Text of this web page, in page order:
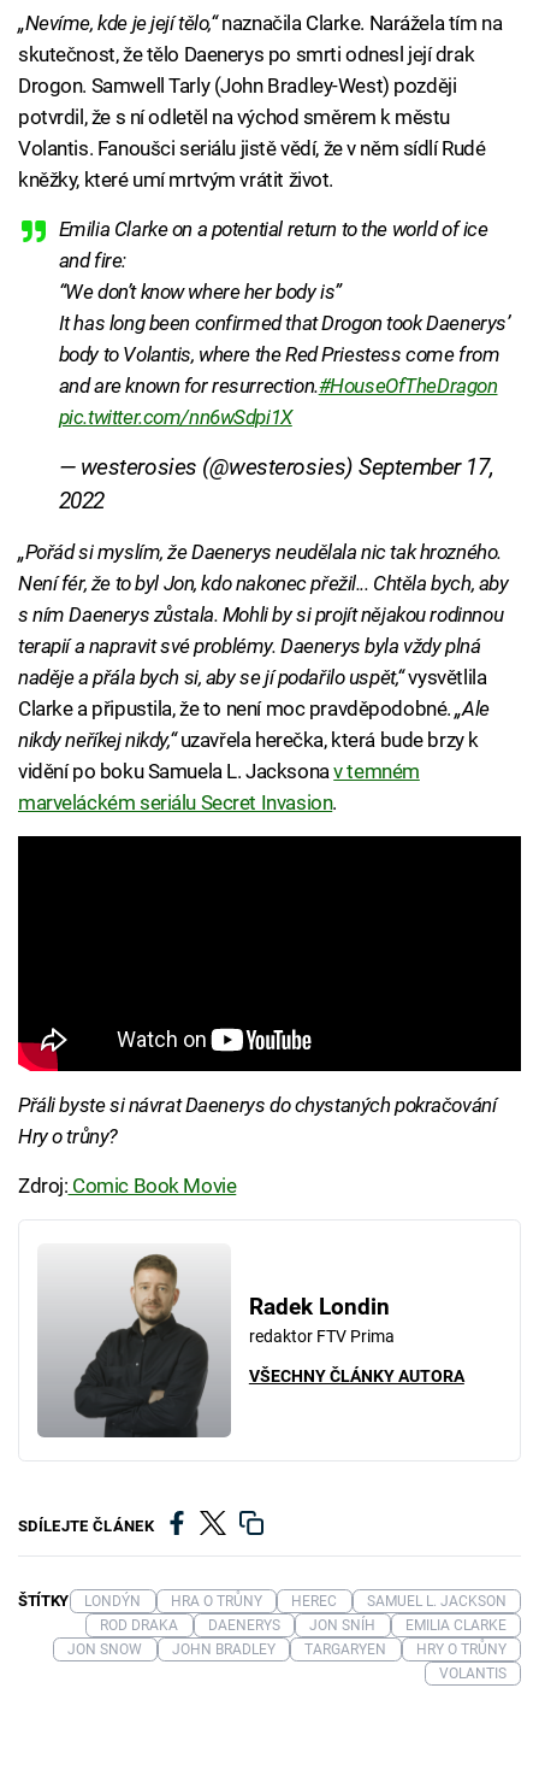
„Nevíme, kde je její tělo,“naznačila Clarke. Narážela tím na
skutečnost, že tělo Daenerys po smrti odnesl její drak
Drogon. Samwell Tarly (John Bradley-West) později
potvrdil, že s ní odletěl na východ směrem k městu
Volantis. Fanoušci seriálu jistě vědí, že v něm sídlí Rudé
kněžky, které umí mrtvým vrátit život.
Emilia Clarke on a potential return to the world of ice
and fire:
“We don’t know where her body is”
It has long been confirmed that Drogon took Daenerys’
body to Volantis, where the Red Priestess come from
and are known for resurrection.#HouseOfTheDragon
pic.twitter.com/nn6wSdpi1X
— westerosies (@westerosies)September 17,
2022
„Pořád si myslím, že Daenerys neudělala nic tak hrozného.
Není fér, že to byl Jon, kdo nakonec přežil... Chtěla bych, aby
s ním Daenerys zůstala. Mohli by si projít nějakou rodinnou
terapií a napravit své problémy. Daenerys byla vždy plná
naděje a přála bych si, aby se jí podařilo uspět,“vysvětlila
Clarke a připustila, že to není moc pravděpodobné.„Ale
nikdy neříkej nikdy,“uzavřela herečka, která bude brzy k
vidění po boku Samuela L. Jacksonav temném
marveláckém seriálu Secret Invasion.
Přáli byste si návrat Daenerys do chystaných pokračování
Hry o trůny?
Zdroj: Comic Book Movie
Radek Londin
redaktor FTV Prima
VŠECHNY ČLÁNKY AUTORA
SDÍLEJTE ČLÁNEK
ŠTÍTKY LONDÝN HRA O TRŮNY HEREC
SAMUEL L. JACKSON
ROD DRAKA
DAENERYS JON SNÍH
EMILIA CLARKE
JON SNOW
JOHN BRADLEY TARGARYEN
HRY O TRŮNY
VOLANTIS